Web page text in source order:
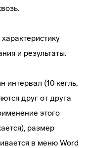
и результаты.
интервал (10 кегль,
друг от друга
этого
размер
в меню Word